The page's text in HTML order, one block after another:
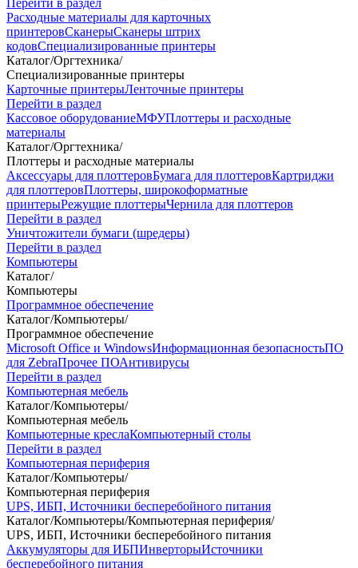
Перейти в раздел
Расходные материалы для карточных
принтеровСканерыСканеры штрих
кодовСпециализированные принтеры
Каталог/Оргтехника/
Специализированные принтеры
Карточные принтерыЛенточные принтеры
Перейти в раздел
Кассовое оборудованиеМФУПлоттеры и расходные
материалы
Каталог/Оргтехника/
Плоттеры и расходные материалы
Аксессуары для плоттеровБумага для плоттеровКартриджи
для плоттеровПлоттеры, широкоформатные
принтерыРежущие плоттерыЧернила для плоттеров
Перейти в раздел
Уничтожители бумаги (шредеры)
Перейти в раздел
Компьютеры
Каталог/
Компьютеры
Программное обеспечение
Каталог/Компьютеры/
Программное обеспечение
Microsoft Office и WindowsИнформационная безопасностьПО
для ZebraПрочее ПОАнтивирусы
Перейти в раздел
Компьютерная мебель
Каталог/Компьютеры/
Компьютерная мебель
Компьютерные креслаКомпьютерный столы
Перейти в раздел
Компьютерная периферия
Каталог/Компьютеры/
Компьютерная периферия
UPS, ИБП, Источники бесперебойного питания
Каталог/Компьютеры/Компьютерная периферия/
UPS, ИБП, Источники бесперебойного питания
Аккумуляторы для ИБПИнверторыИсточники
бесперебойного питания